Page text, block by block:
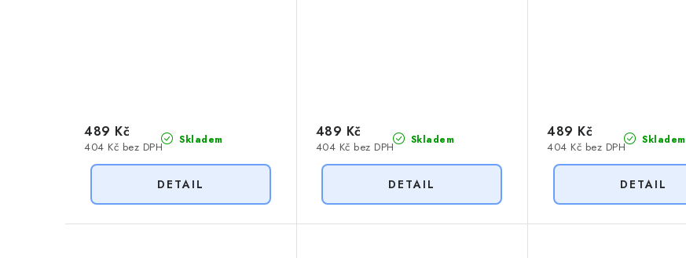
Skladem
404 Kč bez DPH
489 Kč Skladem
404 Kč bez DPH
489 Kč Skladem
404 Kč bez DPH
489 Kč